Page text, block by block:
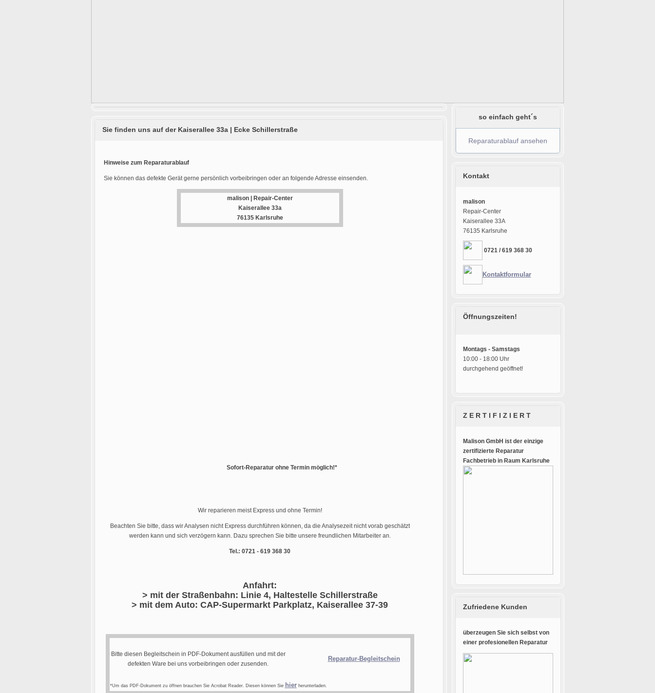
Sie finden uns auf der Kaiserallee 33a | Ecke Schillerstraße
Hinweise zum Reparaturablauf
Sie können das defekte Gerät gerne persönlich vorbeibringen oder an folgende Adresse einsenden.
malison | Repair-Center
Kaiserallee 33a
76135 Karlsruhe
Sofort-Reparatur ohne Termin möglich!*
Wir reparieren meist Express und ohne Termin!
Beachten Sie bitte, dass wir Analysen nicht Express durchführen können, da die Analysezeit nicht vorab geschätzt
werden kann und sich verzögern kann. Dazu sprechen Sie bitte unsere freundlichen Mitarbeiter an.
Tel.: 0721 - 619 368 30
Anfahrt:
> mit der Straßenbahn: Linie 4, Haltestelle Schillerstraße
> mit dem Auto: CAP-Supermarkt Parkplatz, Kaiserallee 37-39
Bitte diesen Begleitschein in PDF-Dokument ausfüllen und mit der
defekten Ware bei uns vorbeibringen oder zusenden.
Reparatur-Begleitschein
*Um das PDF-Dokument zu öffnen brauchen Sie Acrobat Reader. Diesen können Sie hierherunterladen.
so einfach geht´s
Reparaturablauf ansehen
Kontakt
malison
Repair-Center
Kaiserallee 33A
76135 Karlsruhe
0721 / 619 368 30
Kontaktformular
Öffnungszeiten!
Montags - Samstags
10:00 - 18:00 Uhr
durchgehend geöffnet!
Z E R T I F I Z I E R T
Malison GmbH ist der einzige
zertifizierte Reparatur
Fachbetrieb in Raum Karlsruhe
Zufriedene Kunden
überzeugen Sie sich selbst von
einer profesionellen Reparatur